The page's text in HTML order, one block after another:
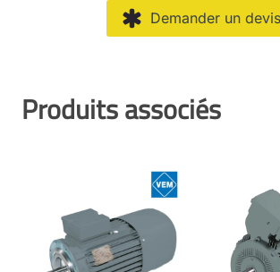
Demander un devis
Produits associés